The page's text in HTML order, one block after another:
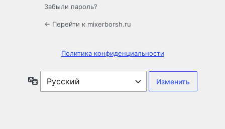
Забыли пароль?
← Перейти к mixerborsh.ru
Политика конфиденциальности
Язык